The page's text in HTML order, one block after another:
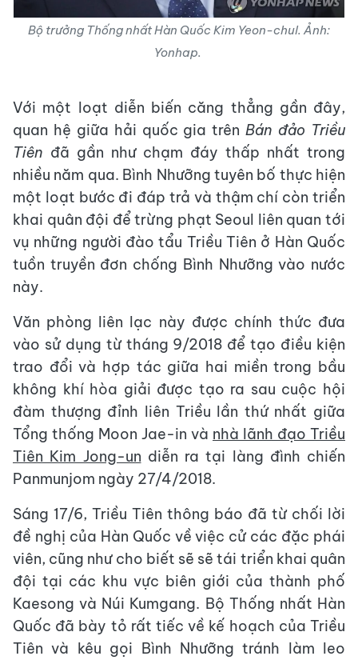
Bộ trưởng Thống nhất Hàn Quốc Kim Yeon-chul. Ảnh:
Yonhap.
Với một loạt diễn biến căng thẳng gần đây,
quan hệ giữa hải quốc gia trênBán đảo Triều
Tiên đã gần như chạm đáy thấp nhất trong
nhiều năm qua. Bình Nhưỡng tuyên bố thực hiện
một loạt bước đi đáp trả và thậm chí còn triển
khai quân đội để trừng phạt Seoul liên quan tới
vụ những người đào tẩu Triều Tiên ở Hàn Quốc
tuồn truyền đơn chống Bình Nhưỡng vào nước
này.
Văn phòng liên lạc này được chính thức đưa
vào sử dụng từ tháng 9/2018 để tạo điều kiện
trao đổi và hợp tác giữa hai miền trong bầu
không khí hòa giải được tạo ra sau cuộc hội
đàm thượng đỉnh liên Triều lần thứ nhất giữa
Tổng thống Moon Jae-in và nhà lãnh đạo Triều
Tiên Kim Jong-un diễn ra tại làng đình chiến
Panmunjom ngày 27/4/2018.
Sáng 17/6, Triều Tiên thông báo đã từ chối lời
đề nghị của Hàn Quốc về việc cử các đặc phái
viên, cũng như cho biết sẽ sẽ tái triển khai quân
đội tại các khu vực biên giới của thành phố
Kaesong và Núi Kumgang. Bộ Thống nhất Hàn
Quốc đã bày tỏ rất tiếc về kế hoạch của Triều
Tiên và kêu gọi Bình Nhưỡng tránh làm leo